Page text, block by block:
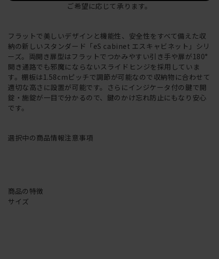
ご希望に応じて承ります。
フラットで美しいデザインと機能性、安全性をすべて備えた収
納の新しいスタンダード「eS cabinet エスキャビネット」シリ
ーズ。両開き扉型はフラットでつかみやすい引き手や扉が180°
開き通路でも邪魔にならないスライドヒンジを採用していま
す。棚板は1.58cmピッチで調節が可能なので収納物に合わせて
適切な高さに設置が可能です。さらにインジケータ付の鍵で開
錠・施錠が一目で分かるので、鍵のかけ忘れ防止にもなり安心
です。
選択中の商品情報注意事項
商品の特徴
サイズ